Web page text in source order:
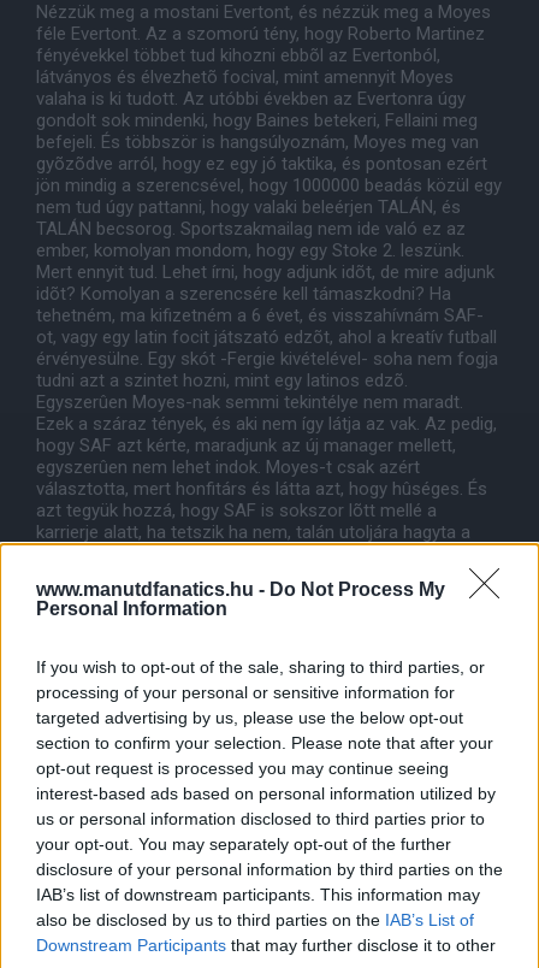
www.manutdfanatics.hu - Do Not Process My
Personal Information
If you wish to opt-out of the sale, sharing to third parties, or
processing of your personal or sensitive information for
targeted advertising by us, please use the below opt-out
section to confirm your selection. Please note that after your
opt-out request is processed you may continue seeing
interest-based ads based on personal information utilized by
us or personal information disclosed to third parties prior to
your opt-out. You may separately opt-out of the further
disclosure of your personal information by third parties on the
IAB’s list of downstream participants. This information may
also be disclosed by us to third parties on the IAB’s List of
Downstream Participants that may further disclose it to other
Nézzük meg a mostani Evertont, és nézzük meg a Moyes
féle Evertont. Az a szomorú tény, hogy Roberto Martinez
fényévekkel többet tud kihozni ebbõl az Evertonból,
látványos és élvezhetõ focival, mint amennyit Moyes
valaha is ki tudott. Az utóbbi években az Evertonra úgy
gondolt sok mindenki, hogy Baines betekeri, Fellaini meg
befejeli. És többször is hangsúlyoznám, Moyes meg van
gyõzõdve arról, hogy ez egy jó taktika, és pontosan ezért
jön mindig a szerencsével, hogy 1000000 beadás közül egy
nem tud úgy pattanni, hogy valaki beleérjen TALÁN, és
TALÁN becsorog. Sportszakmailag nem ide való ez az
ember, komolyan mondom, hogy egy Stoke 2. leszünk.
Mert ennyit tud. Lehet írni, hogy adjunk idõt, de mire adjunk
idõt? Komolyan a szerencsére kell támaszkodni? Ha
tehetném, ma kifizetném a 6 évet, és visszahívnám SAF-
ot, vagy egy latin focit játszató edzõt, ahol a kreatív futball
érvényesülne. Egy skót -Fergie kivételével- soha nem fogja
tudni azt a szintet hozni, mint egy latinos edzõ.
Egyszerûen Moyes-nak semmi tekintélye nem maradt.
Ezek a száraz tények, és aki nem így látja az vak. Az pedig,
hogy SAF azt kérte, maradjunk az új manager mellett,
egyszerûen nem lehet indok. Moyes-t csak azért
választotta, mert honfitárs és látta azt, hogy hûséges. És
azt tegyük hozzá, hogy SAF is sokszor lõtt mellé a
karrierje alatt, ha tetszik ha nem, talán utoljára hagyta a